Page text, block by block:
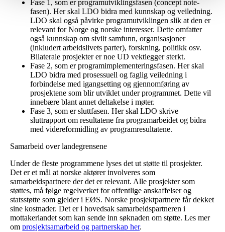
Fase 1, som er programutviklingsfasen (concept note-
fasen). Her skal LDO bidra med kunnskap og veiledning.
LDO skal også påvirke programutviklingen slik at den er
relevant for Norge og norske interesser. Dette omfatter
også kunnskap om sivilt samfunn, organisasjoner
(inkludert arbeidslivets parter), forskning, politikk osv.
Bilaterale prosjekter er noe UD vektlegger sterkt.
Fase 2, som er programimplementeringsfasen. Her skal
LDO bidra med prosessuell og faglig veiledning i
forbindelse med igangsetting og gjennomføring av
prosjektene som blir utviklet under programmet. Dette vil
innebære blant annet deltakelse i møter.
Fase 3, som er sluttfasen. Her skal LDO skrive
sluttrapport om resultatene fra programarbeidet og bidra
med videreformidling av programresultatene.
Samarbeid over landegrensene
Under de fleste programmene lyses det ut støtte til prosjekter.
Det er et mål at norske aktører involveres som
samarbeidspartnere der det er relevant. Alle prosjekter som
støttes, må følge regelverket for offentlige anskaffelser og
statsstøtte som gjelder i EØS. Norske prosjektpartnere får dekket
sine kostnader. Det er i hovedsak samarbeidspartneren i
mottakerlandet som kan sende inn søknaden om støtte. Les mer
om prosjektsamarbeid og partnerskap her.